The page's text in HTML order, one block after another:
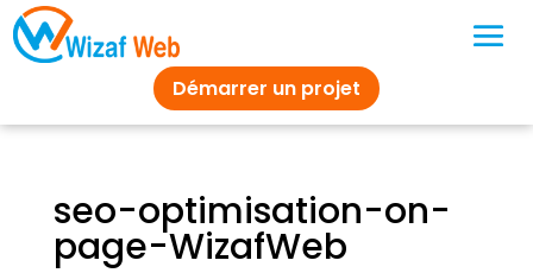
Démarrer un projet
seo-optimisation-on-
page-WizafWeb